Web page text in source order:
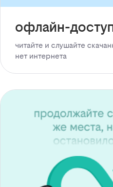
офлайн-
читайте и слушайте
нет интернета